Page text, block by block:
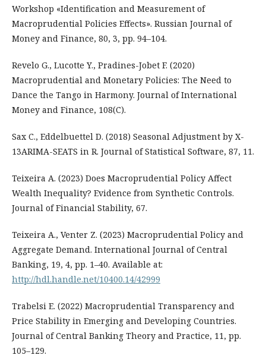
Workshop «Identification and Measurement of
Macroprudential Policies Effects». Russian Journal of
Money and Finance, 80, 3, pp. 94–104.
Revelo G., Lucotte Y., Pradines-Jobet F. (2020)
Macroprudential and Monetary Policies: The Need to
Dance the Tango in Harmony. Journal of International
Money and Finance, 108(C).
Sax C., Eddelbuettel D. (2018) Seasonal Adjustment by X-
13ARIMA-SEATS in R. Journal of Statistical Software, 87, 11.
Teixeira A. (2023) Does Macroprudential Policy Affect
Wealth Inequality? Evidence from Synthetic Controls.
Journal of Financial Stability, 67.
Teixeira A., Venter Z. (2023) Macroprudential Policy and
Aggregate Demand. International Journal of Central
Banking, 19, 4, pp. 1–40. Available at:
http://hdl.handle.net/10400.14/42999
Trabelsi E. (2022) Macroprudential Transparency and
Price Stability in Emerging and Developing Countries.
Journal of Central Banking Theory and Practice, 11, pp.
105–129.